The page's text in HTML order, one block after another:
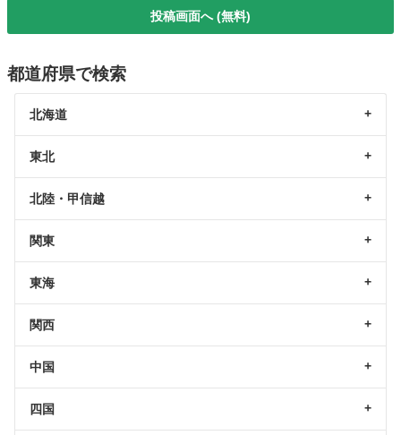
投稿画面へ (無料)
都道府県で検索
北海道
東北
北陸・甲信越
関東
東海
関西
中国
四国